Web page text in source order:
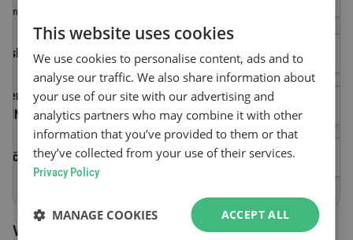
Země, ve které je vozidlo registrováno
Číslo registrační značky
Identifikační číslo vozidla
(VIN)
Začátek platnosti
Vybrané silniční známky
This website uses cookies
We use cookies to personalise content, ads and to
analyse our traffic. We also share information about
your use of our site with our advertising and
analytics partners who may combine it with other
information that you’ve provided to them or that
they’ve collected from your use of their services.
Privacy Policy
ACCEPT ALL
MANAGE COOKIES